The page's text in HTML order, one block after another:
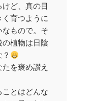
ど、真の目
育つように
もので。そ
植物は日陰
を褒め讃え
とはどんな